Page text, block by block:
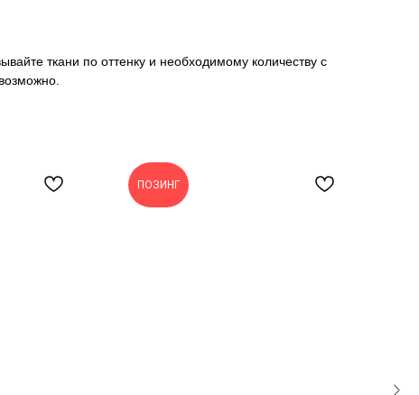
ткани по оттенку и необходимому количеству с
ПОЗИНГ